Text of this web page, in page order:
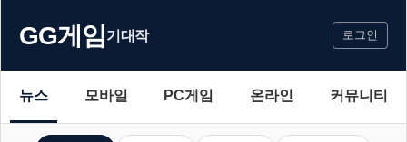
GG게임기대작 로그인
뉴스 모바일 PC게임 온라인 커뮤니티